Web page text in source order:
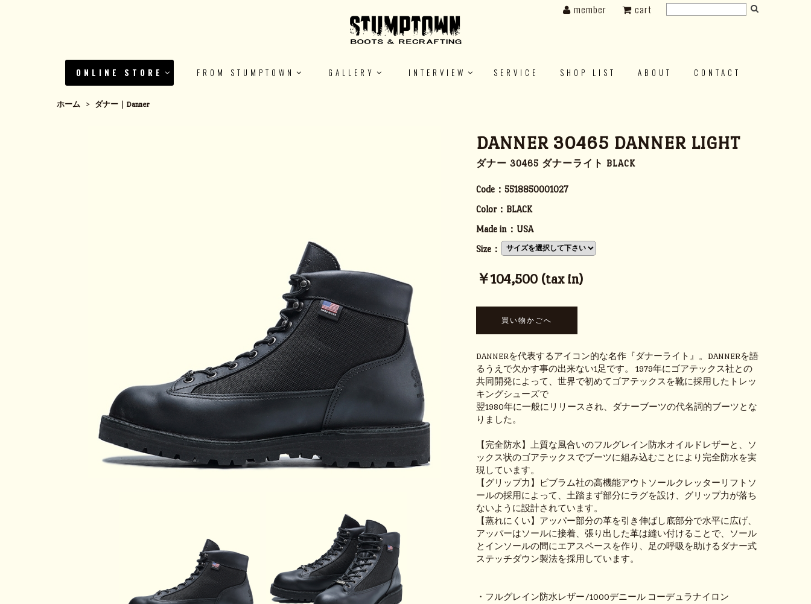
ONLINE STORE FROM STUMPTOWN GALLERY INTERVIEW SERVICE SHOP LIST ABOUT CONTACT
member cart
ホーム > ダナー｜Danner
DANNER 30465 DANNER LIGHT
ダナー 30465 ダナーライト BLACK
Code： 5518850001027
Color： BLACK
Made in： USA
Size：
￥104,500 (tax in)
DANNERを代表するアイコン的な名作『ダナーライト』。DANNERを語
るうえで欠かす事の出来ない1足です。 1979年にゴアテックス社との
共同開発によって、世界で初めてゴアテックスを靴に採用したトレッ
キングシューズで
翌1980年に一般にリリースされ、ダナーブーツの代名詞的ブーツとな
りました。
【完全防水】上質な風合いのフルグレイン防水オイルドレザーと、ソ
ックス状のゴアテックスでブーツに組み込むことにより完全防水を実
現しています。
【グリップ力】ビブラム社の高機能アウトソールクレッターリフトソ
ールの採用によって、土踏まず部分にラグを設け、グリップ力が落ち
ないように設計されています。
【蒸れにくい】アッパー部分の革を引き伸ばし底部分で水平に広げ、
アッパーはソールに接着、張り出した革は縫い付けることで、ソール
とインソールの間にエアスペースを作り、足の呼吸を助けるダナー式
ステッチダウン製法を採用しています。
・フルグレイン防水レザー/1000デニール コーデュラナイロン